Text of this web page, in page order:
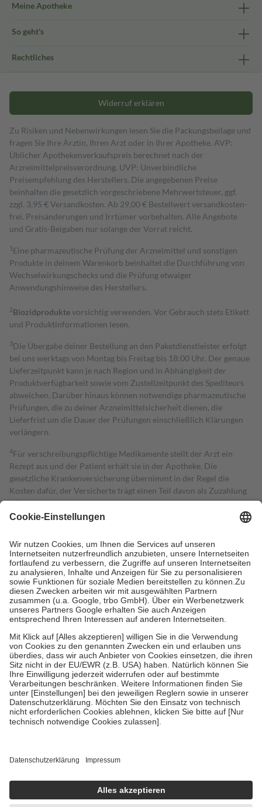
Meine Apotheke
So geht's
Rechtliches
Widerruf erklären
Zu Risiken und Nebenwirkungen lesen Sie die Packungsbeilage und
fragen Sie Ihre Ärztin, Ihren Arzt oder in Ihrer Apotheke. AVP:
Üblicher Apothekenverkaufspreis berechnet nach der
Arzneimittelpreisverordnung. UVP: Unverbindliche
Preisempfehlung des Herstellers. Die angegebenen Preise
beinhalten die gesetzlich vorgeschriebene Mehrwertsteuer, ggf.
zzgl. 3,95 € Versandkosten. Ab 29,00 € Bestell­wert versand­kosten­
frei. Preisänderungen und Irrtümer vorbehalten. Alle Angebote
und Gratis-Beigaben nur solange der Vorrat reicht.
1 Eine pharmazeutische Prüfung der Arzneimittel und sonstigen
Produkte in deinem Warenkorb beinhaltet die Durchführung von
Wechselwirkungschecks und die Prüfung etwaiger
Anwendungshinweise des Herstellers.
2Biozidproduktevorsichtig verwenden. Vor Gebrauch stets Etikett
und Produktinformationen lesen.
3Die Übergabe deiner Bestellung an den Paketdienstleister erfolgt
bei uns werktags von Montag bis Freitag bis 18:00 Uhr. Der genaue
Lieferzeitpunkt kann je nach Region und in Abhängigkeit der
Produktverfügbarkeit sowie vom Zustellzeitpunkt des Spediteurs
abweichen. Darüber hinaus können notwendige pharmazeutische
Prüfungen, die zu deiner Arzneimittelsicherheit dienen, die
Lieferfrist um die Dauer der Prüfungen einschließlich Klärungen
verlängern.
4Für verschreibungspflichtige Medikamente stellt der Arzt ein
Rezept aus und der Patient erhält sie in der Apotheke. Die
gesetzliche Krankenversicherung übernimmt in der Regel die
Kosten dafür, der Versicherte trägt einen Teil davon als Zuzahlung
mit.
Grundsätzlich leisten Mitglieder Zuzahlungen in Höhe von zehn
höchstens zehn Euro.
Es sind jedoch nie mehr als die tatsächlichen
Kosten der Leistung zu entrichten.
Diese Regeln gelten grundsätzlich auch für Online-Apotheken.
Bei Heilmitteln und häuslicher Krankenpflege beträgt die
Zuzahlung zehn Prozent der Kosten sowie zehn Euro je
Verordnung.
Um das Engagement der Versicherten für ihre eigene Gesundheit zu
stärken und die besondere Stellung der Familie zu unterstützen,
fallenkeine Zuzahlungenan bei:
• Kindern und Jugendlichen bis zum vollendeten 18. Lebensjahr
mit Ausnahme der Fahrkosten
• Untersuchungen zur Vorsorge und Früherkennung, die von der
GKV getragen werden
• empfohlenen Schutzimpfungen
• Harn- und Blutteststreifen
getroffen, um sicherzustellen, dass es sich um echte Bewertungen
https://help.etrusted.com/hc/de/articles/4419944605341
Einige Bilder und Inhalte wurden unter Zuhilfenahme künstlicher